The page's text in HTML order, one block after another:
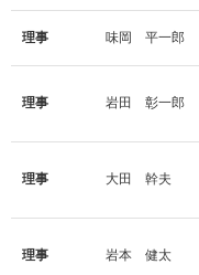
理事 味岡 平一郎
理事 岩田 彰一郎
理事 大田 幹夫
理事 岩本 健太